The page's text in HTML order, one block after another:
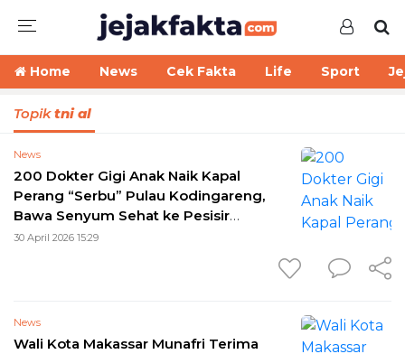
Home News Cek Fakta Life Sport
Topiktni al
News
200 Dokter Gigi Anak Naik Kapal
Perang “Serbu” Pulau Kodingareng,
Bawa Senyum Sehat ke Pesisir
Makassar
30 April 2026 15:29
News
Wali Kota Makassar Munafri Terima